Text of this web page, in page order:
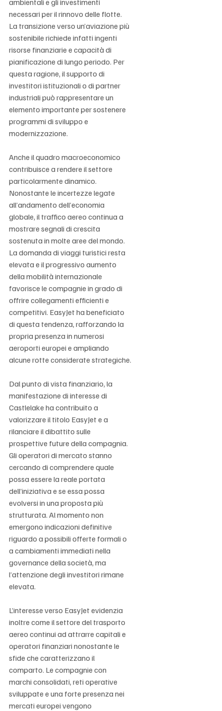
necessari per il rinnovo delle flotte.
La transizione verso un’aviazione più
sostenibile richiede infatti ingenti
risorse finanziarie e capacità di
pianificazione di lungo periodo. Per
questa ragione, il supporto di
investitori istituzionali o di partner
industriali può rappresentare un
elemento importante per sostenere
programmi di sviluppo e
modernizzazione.
Anche il quadro macroeconomico
contribuisce a rendere il settore
particolarmente dinamico.
Nonostante le incertezze legate
all’andamento dell’economia
globale, il traffico aereo continua a
mostrare segnali di crescita
sostenuta in molte aree del mondo.
La domanda di viaggi turistici resta
elevata e il progressivo aumento
della mobilità internazionale
favorisce le compagnie in grado di
offrire collegamenti efficienti e
competitivi. EasyJet ha beneficiato
di questa tendenza, rafforzando la
propria presenza in numerosi
aeroporti europei e ampliando
alcune rotte considerate strategiche.
Dal punto di vista finanziario, la
manifestazione di interesse di
Castlelake ha contribuito a
valorizzare il titolo EasyJet e a
rilanciare il dibattito sulle
prospettive future della compagnia.
Gli operatori di mercato stanno
cercando di comprendere quale
possa essere la reale portata
dell’iniziativa e se essa possa
evolversi in una proposta più
strutturata. Al momento non
emergono indicazioni definitive
riguardo a possibili offerte formali o
a cambiamenti immediati nella
governance della società, ma
l’attenzione degli investitori rimane
elevata.
L’interesse verso EasyJet evidenzia
inoltre come il settore del trasporto
aereo continui ad attrarre capitali e
operatori finanziari nonostante le
sfide che caratterizzano il
comparto. Le compagnie con
marchi consolidati, reti operative
sviluppate e una forte presenza nei
mercati europei vengono